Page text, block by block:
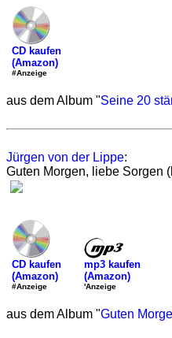
CD kaufen
(Amazon)
#Anzeige
aus dem Album "Seine 20
Jürgen von der Lippe:
Guten Morgen, liebe Sorgen
CD kaufen
(Amazon)
#Anzeige
mp3 kaufen
(Amazon)
'Anzeige
aus dem Album "Guten